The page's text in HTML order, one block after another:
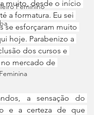
Feminino
muito, desde o início
a formatura. Eu sei
se esforçaram muito
hoje. Parabenizo a
dos cursos e
mercado de
a sensação do
e a certeza de que